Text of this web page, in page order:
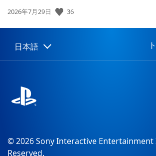
公
日:
2026年7月29日 36
Select
a
Current
region:
日本語
© 2026 Sony Interactive Entertainment
Reserved.